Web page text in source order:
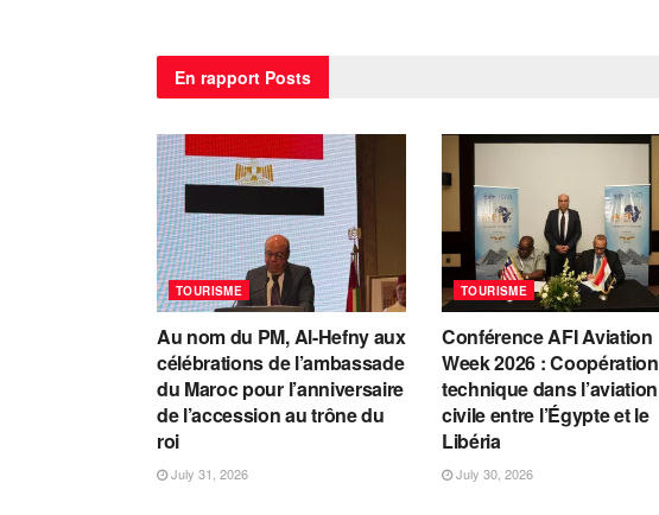
En rapport Posts
TOURISME
Au nom du PM, Al-Hefny aux
célébrations de l’ambassade
du Maroc pour l’anniversaire
de l’accession au trône du
roi
July 31, 2026
TOURISME
Conférence AFI Aviation
Week 2026 : Coopération
technique dans l’aviation
civile entre l’Égypte et le
Libéria
July 30, 2026